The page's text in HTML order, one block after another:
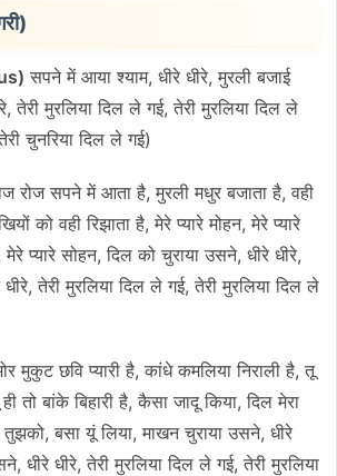
सपने में आया श्याम, धीरे धीरे, मुरली बजाई
तेरी मुरलिया दिल ले गई, तेरी मुरलिया दिल ले
चुनरिया दिल ले गई)
रोज सपने में आता है, मुरली मधुर बजाता है, वही
को वही रिझाता है, मेरे प्यारे मोहन, मेरे प्यारे
प्यारे सोहन, दिल को चुराया उसने, धीरे धीरे,
तेरी मुरलिया दिल ले गई, तेरी मुरलिया दिल ले
मुकुट छवि प्यारी है, कांधे कमलिया निराली है, तू
तो बांके बिहारी है, कैसा जादू किया, दिल मेरा
बसा यूं लिया, माखन चुराया उसने, धीरे
धीरे धीरे, तेरी मुरलिया दिल ले गई, तेरी मुरलिया